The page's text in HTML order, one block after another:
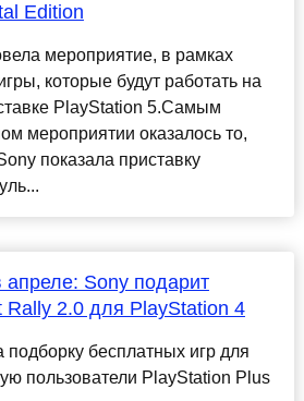
Edition
мероприятие, в рамках
которые будут работать на
PlayStation 5.Самым
мероприятии оказалось то,
показала приставку
апреле: Sony подарит
Rally 2.0 для PlayStation 4
бесплатных игр для
пользователи PlayStation Plus